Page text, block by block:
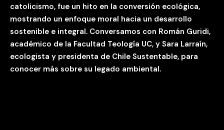
catolicismo, fue un hito en la conversión ecológica,
mostrando un enfoque moral hacia un desarrollo
sostenible e integral. Conversamos con Román Guridi,
académico de la Facultad Teología UC, y Sara Larraín,
ecologista y presidenta de Chile Sustentable, para
conocer más sobre su legado ambiental.